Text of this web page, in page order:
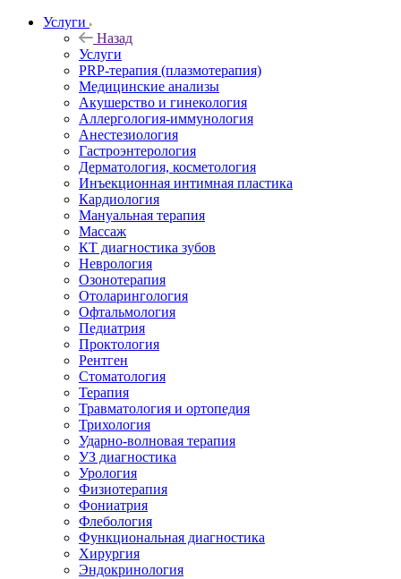
Услуги
Назад
Услуги
PRP-терапия (плазмотерапия)
Медицинские анализы
Акушерство и гинекология
Аллергология-иммунология
Анестезиология
Гастроэнтерология
Дерматология, косметология
Инъекционная интимная пластика
Кардиология
Мануальная терапия
Массаж
КТ диагностика зубов
Неврология
Озонотерапия
Отоларингология
Офтальмология
Педиатрия
Проктология
Рентген
Стоматология
Терапия
Травматология и ортопедия
Трихология
Ударно-волновая терапия
УЗ диагностика
Урология
Физиотерапия
Фониатрия
Флебология
Функциональная диагностика
Хирургия
Эндокринология